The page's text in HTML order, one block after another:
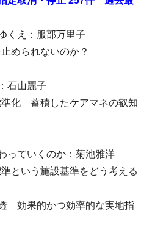
くえ：服部万里子
められないのか？
石山麗子
化 蓄積したケアマネの叡知
っていくのか：菊池雅洋
という施設基準をどう考える
効果的かつ効率的な実地指